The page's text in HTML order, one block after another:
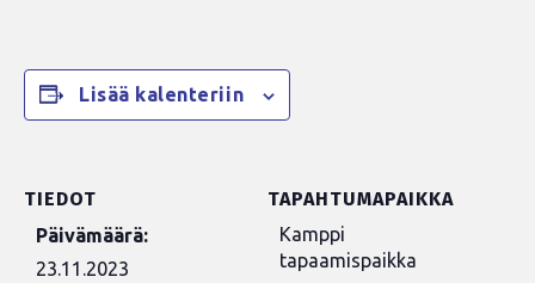
Lisää kalenteriin
TIEDOT
Päivämäärä:
23.11.2023
TAPAHTUMAPAIKKA
Kamppi
tapaamispaikka